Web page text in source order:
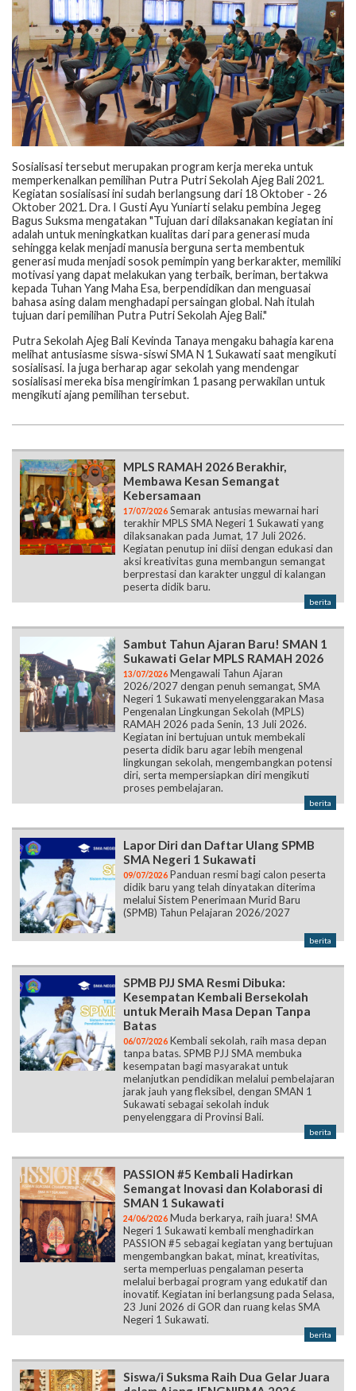
Sosialisasi tersebut merupakan program kerja mereka untuk
memperkenalkan pemilihan Putra Putri Sekolah Ajeg Bali 2021.
Kegiatan sosialisasi ini sudah berlangsung dari 18 Oktober - 26
Oktober 2021. Dra. I Gusti Ayu Yuniarti selaku pembina Jegeg
Bagus Suksma mengatakan "Tujuan dari dilaksanakan kegiatan ini
adalah untuk meningkatkan kualitas dari para generasi muda
sehingga kelak menjadi manusia berguna serta membentuk
generasi muda menjadi sosok pemimpin yang berkarakter, memiliki
motivasi yang dapat melakukan yang terbaik, beriman, bertakwa
kepada Tuhan Yang Maha Esa, berpendidikan dan menguasai
bahasa asing dalam menghadapi persaingan global. Nah itulah
tujuan dari pemilihan Putra Putri Sekolah Ajeg Bali."
Putra Sekolah Ajeg Bali Kevinda Tanaya mengaku bahagia karena
melihat antusiasme siswa-siswi SMA N 1 Sukawati saat mengikuti
sosialisasi. Ia juga berharap agar sekolah yang mendengar
sosialisasi mereka bisa mengirimkan 1 pasang perwakilan untuk
mengikuti ajang pemilihan tersebut.
MPLS RAMAH 2026 Berakhir,
Membawa Kesan Semangat
Kebersamaan
17/07/2026 Semarak antusias mewarnai hari
terakhir MPLS SMA Negeri 1 Sukawati yang
dilaksanakan pada Jumat, 17 Juli 2026.
Kegiatan penutup ini diisi dengan edukasi dan
aksi kreativitas guna membangun semangat
berprestasi dan karakter unggul di kalangan
peserta didik baru.
berita
Sambut Tahun Ajaran Baru! SMAN 1
Sukawati Gelar MPLS RAMAH 2026
13/07/2026 Mengawali Tahun Ajaran
2026/2027 dengan penuh semangat, SMA
Negeri 1 Sukawati menyelenggarakan Masa
Pengenalan Lingkungan Sekolah (MPLS)
RAMAH 2026 pada Senin, 13 Juli 2026.
Kegiatan ini bertujuan untuk membekali
peserta didik baru agar lebih mengenal
lingkungan sekolah, mengembangkan potensi
diri, serta mempersiapkan diri mengikuti
proses pembelajaran.
berita
Lapor Diri dan Daftar Ulang SPMB
SMA Negeri 1 Sukawati
09/07/2026 Panduan resmi bagi calon peserta
didik baru yang telah dinyatakan diterima
melalui Sistem Penerimaan Murid Baru
(SPMB) Tahun Pelajaran 2026/2027
berita
SPMB PJJ SMA Resmi Dibuka:
Kesempatan Kembali Bersekolah
untuk Meraih Masa Depan Tanpa
Batas
06/07/2026 Kembali sekolah, raih masa depan
tanpa batas. SPMB PJJ SMA membuka
kesempatan bagi masyarakat untuk
melanjutkan pendidikan melalui pembelajaran
jarak jauh yang fleksibel, dengan SMAN 1
Sukawati sebagai sekolah induk
penyelenggara di Provinsi Bali.
berita
PASSION #5 Kembali Hadirkan
Semangat Inovasi dan Kolaborasi di
SMAN 1 Sukawati
24/06/2026 Muda berkarya, raih juara! SMA
Negeri 1 Sukawati kembali menghadirkan
PASSION #5 sebagai kegiatan yang bertujuan
mengembangkan bakat, minat, kreativitas,
serta memperluas pengalaman peserta
melalui berbagai program yang edukatif dan
inovatif. Kegiatan ini berlangsung pada Selasa,
23 Juni 2026 di GOR dan ruang kelas SMA
Negeri 1 Sukawati.
berita
Siswa/i Suksma Raih Dua Gelar Juara